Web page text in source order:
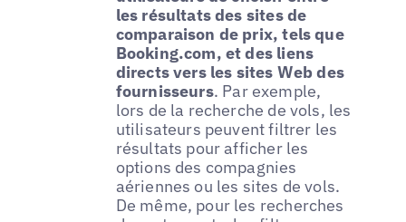
les résultats des sites de
comparaison de prix, tels que
Booking.com, et des liens
directs vers les sites Web des
fournisseurs. Par exemple,
lors de la recherche de vols, les
utilisateurs peuvent filtrer les
résultats pour afficher les
options des compagnies
aériennes ou les sites de vols.
De même, pour les recherches